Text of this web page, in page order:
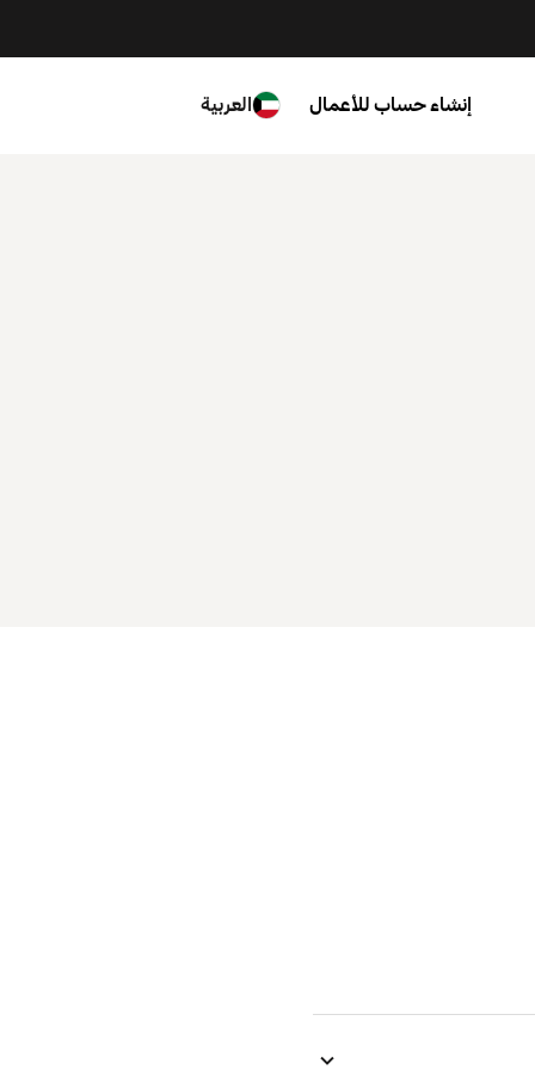
إنشاء حساب للأعمال العربية